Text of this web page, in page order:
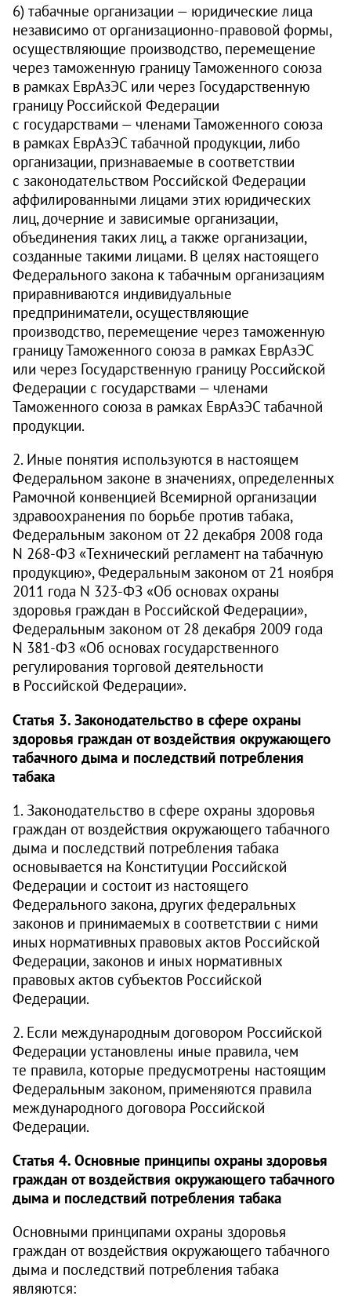
6) табачные организации — юридические лица
независимо от организационно-правовой формы,
осуществляющие производство, перемещение
через таможенную границу Таможенного союза
в рамках ЕврАзЭС или через Государственную
границу Российской Федерации
с государствами — членами Таможенного союза
в рамках ЕврАзЭС табачной продукции, либо
организации, признаваемые в соответствии
с законодательством Российской Федерации
аффилированными лицами этих юридических
лиц, дочерние и зависимые организации,
объединения таких лиц, а также организации,
созданные такими лицами. В целях настоящего
Федерального закона к табачным организациям
приравниваются индивидуальные
предприниматели, осуществляющие
производство, перемещение через таможенную
границу Таможенного союза в рамках ЕврАзЭС
или через Государственную границу Российской
Федерации с государствами — членами
Таможенного союза в рамках ЕврАзЭС табачной
продукции.
2. Иные понятия используются в настоящем
Федеральном законе в значениях, определенных
Рамочной конвенцией Всемирной организации
здравоохранения по борьбе против табака,
Федеральным законом от 22 декабря 2008 года
N 268-ФЗ «Технический регламент на табачную
продукцию», Федеральным законом от 21 ноября
2011 года N 323-ФЗ «Об основах охраны
здоровья граждан в Российской Федерации»,
Федеральным законом от 28 декабря 2009 года
N 381-ФЗ «Об основах государственного
регулирования торговой деятельности
в Российской Федерации».
Статья 3. Законодательство в сфере охраны
здоровья граждан от воздействия окружающего
табачного дыма и последствий потребления
табака
1. Законодательство в сфере охраны здоровья
граждан от воздействия окружающего табачного
дыма и последствий потребления табака
основывается на Конституции Российской
Федерации и состоит из настоящего
Федерального закона, других федеральных
законов и принимаемых в соответствии с ними
иных нормативных правовых актов Российской
Федерации, законов и иных нормативных
правовых актов субъектов Российской
Федерации.
2. Если международным договором Российской
Федерации установлены иные правила, чем
те правила, которые предусмотрены настоящим
Федеральным законом, применяются правила
международного договора Российской
Федерации.
Статья 4. Основные принципы охраны здоровья
граждан от воздействия окружающего табачного
дыма и последствий потребления табака
Основными принципами охраны здоровья
граждан от воздействия окружающего табачного
дыма и последствий потребления табака
являются: